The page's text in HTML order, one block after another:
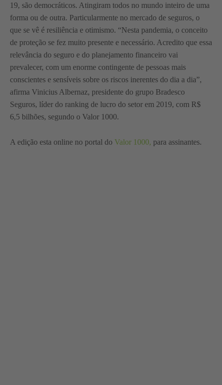
19, são democráticos. Atingiram todos no mundo inteiro de uma
forma ou de outra. Particularmente no mercado de seguros, o
que se vê é resiliência e otimismo. “Nesta pandemia, o conceito
de proteção se fez muito presente e necessário. Acredito que essa
relevância do seguro e do planejamento financeiro vai
prevalecer, com um enorme contingente de pessoas mais
conscientes e sensíveis sobre os riscos inerentes do dia a dia”,
afirma Vinicius Albernaz, presidente do grupo Bradesco
Seguros, líder do ranking de lucro do setor em 2019, com R$
6,5 bilhões, segundo o Valor 1000.
A edição esta online no portal do Valor 1000, para assinantes.